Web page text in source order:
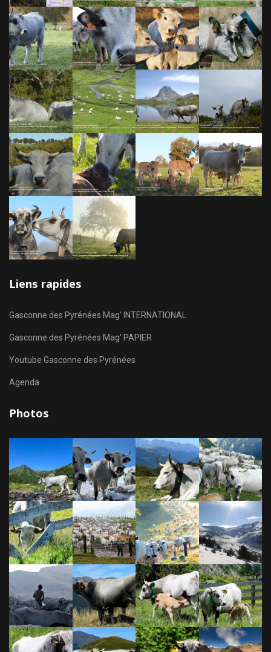
Liens rapides
Gasconne des Pyrénées Mag' INTERNATIONAL
Gasconne des Pyrénées Mag' PAPIER
Youtube Gasconne des Pyrénées
Agenda
Photos